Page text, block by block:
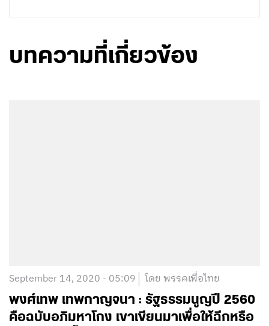
บทความที่เกี่ยวข้อง
September 14, 2020 - 05:09 โดย พรรคเพื่อไทย
พงศ์เทพ เทพกาญจนา : รัฐธรรมนูญปี 2560
คือฉบับอภิมหาโกง เขาเขียนมาเพื่อให้ฉีกหรือ